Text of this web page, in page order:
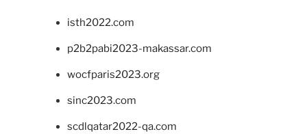
isth2022.com
p2b2pabi2023-makassar.com
wocfparis2023.org
sinc2023.com
scdlqatar2022-qa.com